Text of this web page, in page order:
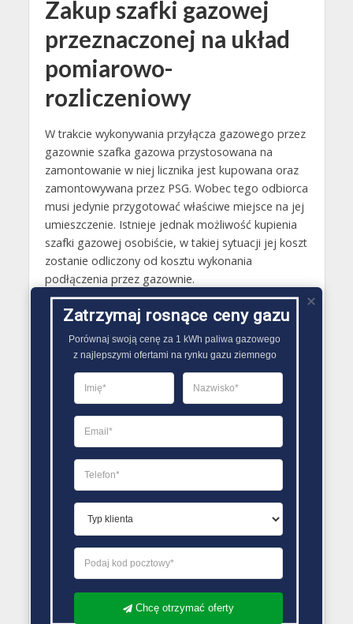
Zakup szafki gazowej
przeznaczonej na układ
pomiarowo-
rozliczeniowy
W trakcie wykonywania przyłącza gazowego przez
gazownie szafka gazowa przystosowana na
zamontowanie w niej licznika jest kupowana oraz
zamontowywana przez PSG. Wobec tego odbiorca
musi jedynie przygotować właściwe miejsce na jej
umieszczenie. Istnieje jednak możliwość kupienia
szafki gazowej osobiście, w takiej sytuacji jej koszt
zostanie odliczony od kosztu wykonania
podłączenia przez gazownie.
Gazy techniczne Myślenice
Butle gazowe Myślenice
Gaz płynny Myślenice
LPG Myślenice
Dostawcy gazu Myślenice
Zatrzymaj rosnące ceny gazu
Porównaj swoją cenę za 1 kWh paliwa gazowego
z najlepszymi ofertami na rynku gazu ziemnego
Chcę otrzymać oferty